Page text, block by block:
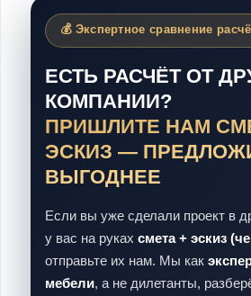
💰 Экспертное сравнение
ЕСТЬ РАСЧЁТ ОТ
КОМПАНИИ?
ПРИШЛИТЕ НАМ
ЭСКИЗ —
ВЫГОДНЕЕ
Если вы уже сделали проект в
у вас на руках смета + эскиз
отправьте их нам. Мы как
мебели, а не дилетанты,